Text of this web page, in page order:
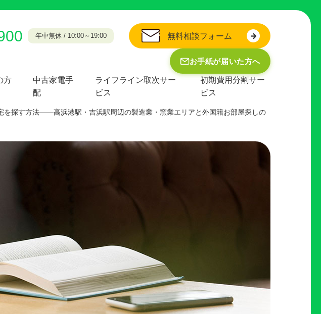
年中無休 / 10:00～19:00 無料相談フォーム
お手紙が届いた方へ
方
中古家電手
配
ライフライン取次サー
ビス
初期費用分割サー
ビス
を探す方法——高浜港駅・吉浜駅周辺の製造業・窯業エリアと外国籍お部屋探しの